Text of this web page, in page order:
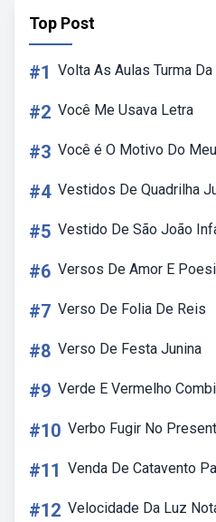
Top Post
#1 Volta As Aulas Turma
#2 Você Me Usava Letra
#3 Você é O Motivo Do
#4 Vestidos De Quadrilha
#5 Vestido De São João
#6 Versos De Amor E
#7 Verso De Folia De Reis
#8 Verso De Festa Junina
#9 Verde E Vermelho
#10 Verbo Fugir No
#11 Venda De Catavento
#12 Velocidade Da Luz